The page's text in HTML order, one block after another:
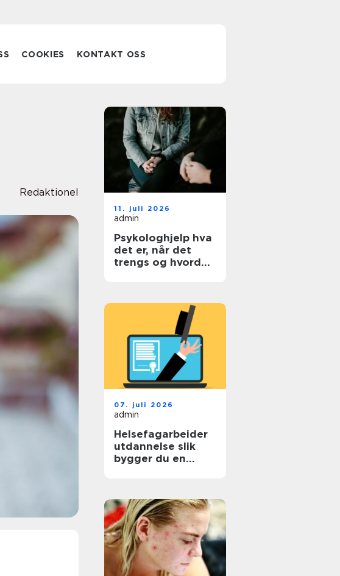
COOKIES KONTAKT OSS
Redaktionel
11. juli 2026
admin
Psykologhjelp hva
det er, når det
trengs og hvordan
07. juli 2026
admin
Helsefagarbeider
utdannelse slik
bygger du en